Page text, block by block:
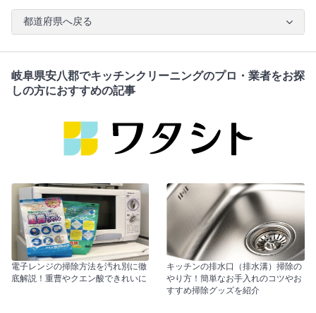
都道府県へ戻る
岐阜県安八郡でキッチンクリーニングのプロ・業者をお探
しの方におすすめの記事
電子レンジの掃除方法を汚れ別に徹
底解説！重曹やクエン酸できれいに
キッチンの排水口（排水溝）掃除の
やり方！簡単なお手入れのコツやお
すすめ掃除グッズを紹介